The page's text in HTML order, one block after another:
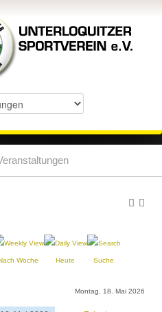
Woche Heute Suche
Montag, 18. Mai 2026